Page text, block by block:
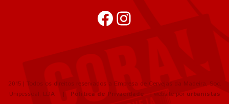
FacebookInstagram
2015 | Todos os direitos reservados a Empresa de Cervejas da Madeira, Soc.
Unipessoal, LDA | Política de Privacidade | website por urbanistas